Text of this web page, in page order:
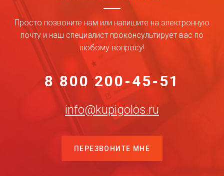
Просто позвоните нам или напишите на электронную
почту и наш специалист проконсультирует вас по
любому вопросу!
8 800 200-45-51
info@kupigolos.ru
ПЕРЕЗВОНИТЕ МНЕ